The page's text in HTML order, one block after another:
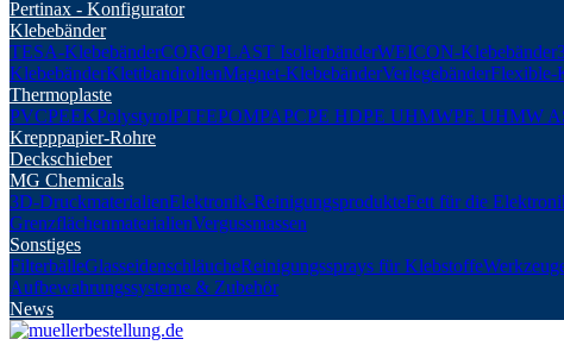
Pertinax - Konfigurator
Klebebänder
TESA-KlebebänderCOROPLAST IsolierbänderWEICON-Klebebänder
KlebebänderKlettbandrollenMagnet-KlebebänderVerlegebänderFlexible-
Thermoplaste
PVCPEEKPolystyrolPTFEPOMPAPCPE HDPE UHMWPE UHMW
Krepppapier-Rohre
Deckschieber
MG Chemicals
3D-DruckmaterialienElektronik-ReinigungsprodukteFett für die
GrenzflächenmaterialienVergussmassen
Sonstiges
FilterbälleGlasseidenschläucheReinigungssprays für Klebstoffe
Aufbewahrungssysteme & Zubehör
News